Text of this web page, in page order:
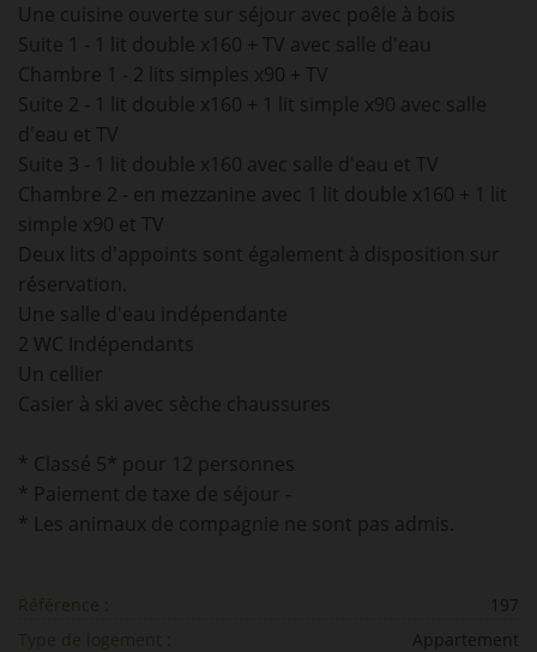
Une cuisine ouverte sur séjour avec poêle à bois
Suite 1 - 1 lit double x160 + TV avec salle d'eau
Chambre 1 - 2 lits simples x90 + TV
Suite 2 - 1 lit double x160 + 1 lit simple x90 avec salle
d'eau et TV
Suite 3 - 1 lit double x160 avec salle d'eau et TV
Chambre 2 - en mezzanine avec 1 lit double x160 + 1 lit
simple x90 et TV
Deux lits d'appoints sont également à disposition sur
réservation.
Une salle d'eau indépendante
2 WC Indépendants
Un cellier
Casier à ski avec sèche chaussures
* Classé 5* pour 12 personnes
* Paiement de taxe de séjour -
* Les animaux de compagnie ne sont pas admis.
Référence :
197
Type de logement :
Appartement